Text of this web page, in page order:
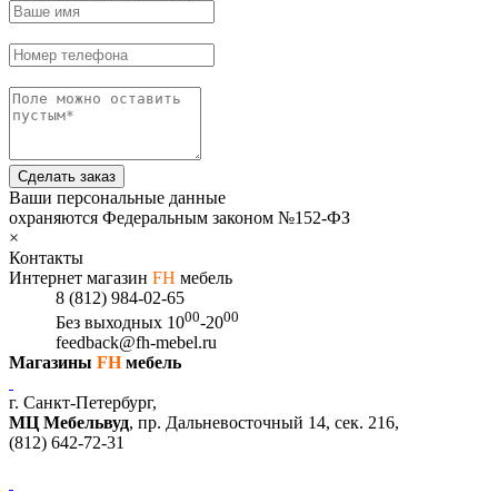
Сделать заказ
Ваши персональные данные
охраняются Федеральным законом №152-ФЗ
×
Контакты
Интернет магазин FH мебель
8 (812) 984-02-65
Без выходных 1000-2000
feedback@fh-mebel.ru
Магазины FHмебель
г. Санкт-Петербург,
МЦ Мебельвуд, пр. Дальневосточный 14, сек. 216,
(812) 642-72-31